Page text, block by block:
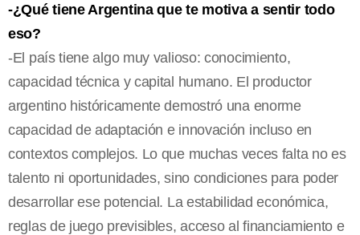
-¿Qué tiene Argentina que te motiva a sentir todo
eso?
-El país tiene algo muy valioso: conocimiento,
capacidad técnica y capital humano. El productor
argentino históricamente demostró una enorme
capacidad de adaptación e innovación incluso en
contextos complejos. Lo que muchas veces falta no es
talento ni oportunidades, sino condiciones para poder
desarrollar ese potencial. La estabilidad económica,
reglas de juego previsibles, acceso al financiamiento e